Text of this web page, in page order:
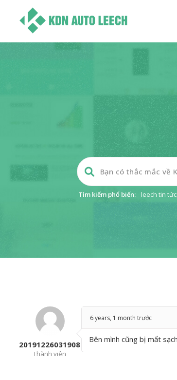
Tìm kiếm phổ biến: leech tin tức
20191226031908
Thành viên
6 years, 1 month trước
Bên mình cũng bị mất sạch